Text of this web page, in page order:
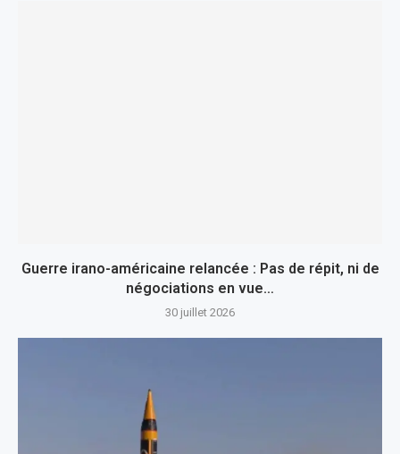
Guerre irano-américaine relancée : Pas de répit, ni de
négociations en vue…
30 juillet 2026